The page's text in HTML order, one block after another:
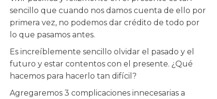
sencillo que cuando nos damos cuenta de ello por
primera vez, no podemos dar crédito de todo por
lo que pasamos antes.
Es increíblemente sencillo olvidar el pasado y el
futuro y estar contentos con el presente. ¿Qué
hacemos para hacerlo tan difícil?
Agregaremos 3 complicaciones innecesarias a